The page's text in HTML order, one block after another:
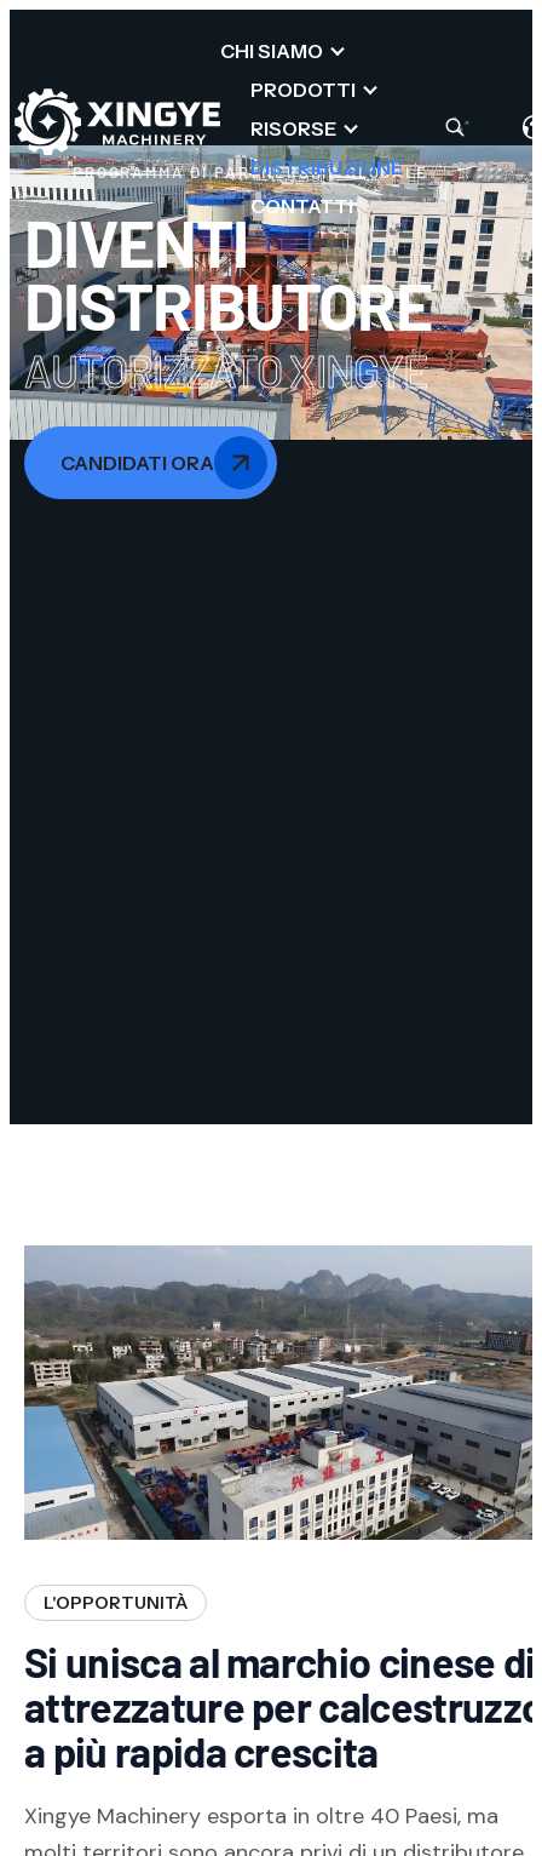
CHI SIAMO
PRODOTTI
RISORSE
DISTRIBUZIONE
CONTATTI
PROGRAMMA DI PARTNERSHIP GLOBALE
DIVENTI
DISTRIBUTORE
AUTORIZZATO XINGYE
CANDIDATI ORA
L'OPPORTUNITÀ
Si unisca al marchio cinese di
attrezzature per
a più rapida crescita
Xingye Machinery esporta in oltre 40 Paesi, ma